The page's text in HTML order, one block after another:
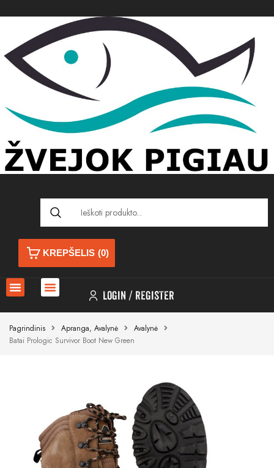
KREPŠELIS (0)
LOGIN REGISTER
Pagrindinis Apranga, Avalynė
Avalynė
Batai Prologic Survivor Boot New Green